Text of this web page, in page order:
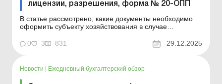
лицензии, разрешения, форма № 20-ОПП
В статье рассмотрено, какие документы необходимо
оформить субъекту хозяйствования в случае
нужд. Суть проблемы. В настоящее время из-за частых
отключений электроэнергии многие субъекты
электрогенераторы...
0 3 831 29.12.2025
Новости Ежедневный бухгалтерский обзор